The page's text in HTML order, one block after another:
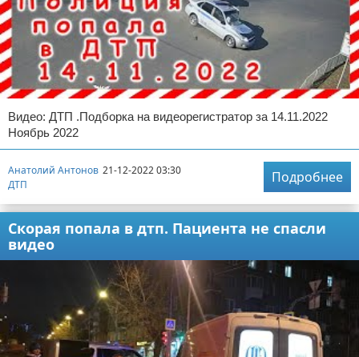
Видео: ДТП .Подборка на видеорегистратор за 14.11.2022
Ноябрь 2022
Анатолий Антонов 21-12-2022 03:30
ДТП
Подробнее
Скорая попала в дтп. Пациента не спасли
видео